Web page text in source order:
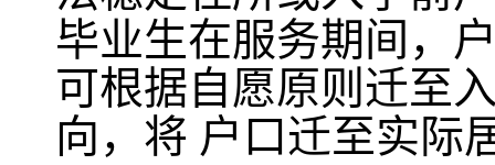
毕业生在服务期间，
可根据自愿原则迁至
向，将 户口迁至实际